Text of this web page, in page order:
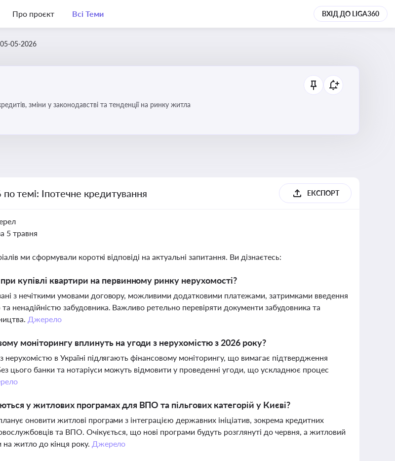
Про проєкт Всі Теми ВХІД ДО LIGA360
05-05-2026
зміни у законодавстві та тенденції на ринку житла
темі: Іпотечне кредитування ЕКСПОРТ
5 травня
ми сформували короткі відповіді на актуальні запитання. Ви дізнаєтесь:
купівлі квартири на первинному ринку нерухомості?
з нечіткими умовами договору, можливими додатковими платежами, затримками введення
ненадійністю забудовника. Важливо ретельно перевіряти документи забудовника та
Джерело
моніторингу вплинуть на угоди з нерухомістю з 2026 року?
нерухомістю в Україні підлягають фінансовому моніторингу, що вимагає підтвердження
цього банки та нотаріуси можуть відмовити у проведенні угоди, що ускладнює процес
у житлових програмах для ВПО та пільгових категорій у Києві?
оновити житлові програми з інтеграцією державних ініціатив, зокрема кредитних
та ВПО. Очікується, що нові програми будуть розглянуті до червня, а житловий
на житло до кінця року. Джерело